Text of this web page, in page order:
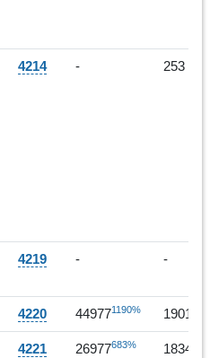
4214 - 253
4219 - -
4220 449771190% 190179
4221 26977683% 183479